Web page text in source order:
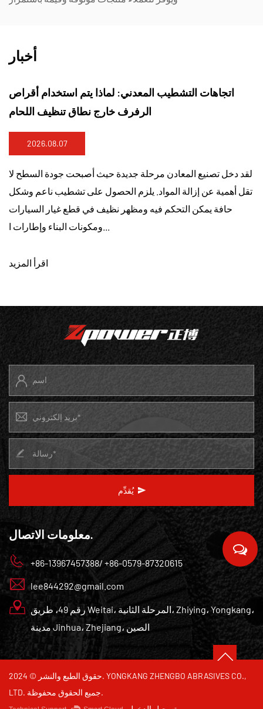
أخبار
اتجاهات
لقد دخل تصنيع
تقل أهمية عن إزالة
حافة يمكن
ذات الرفرف الزاوية مزجًا أكثر
سلاسة للحام من العجلات الصلبة
إزالة المعدن الزائد فقط. غالبًا ما تحدد
ما إذا كان المكون المُصنع يتطلب خطوات
طلاء أو تصحيح تجميلي. يمكن لعجلات
يُقدِّم
معلومات الاتصال.
+86-13967457388/ +86-0579-87320615
lee844292@gmail.com
رقم 49، طريق Weitai، المرحلة الثانية، Zhiying، Yongkang،
مدينة Jinhua، Zhejiang، الصين
حقوق الطبع والنشر © 2024. YONGKANG ZHENGBO ABRASIVES CO.,
LTD. جميع الحقوق محفوظة.